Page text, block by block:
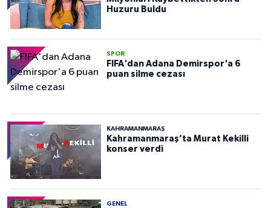
Huzuru Buldu
SPOR
FIFA'dan Adana Demirspor'a 6
puan silme cezası
KAHRAMANMARAŞ
Kahramanmaraş’ta Murat Kekilli
konser verdi
GENEL